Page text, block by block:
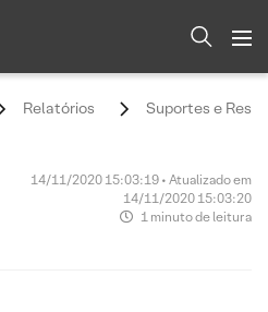
Relatórios Suportes e
14/11/2020 15:03:19 • Atualizado em
14/11/2020 15:03:20
1 minuto de leitura